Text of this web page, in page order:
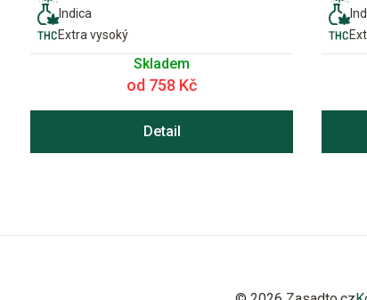
Indica
Extra vysoký
Skladem
od 758 Kč
Detail